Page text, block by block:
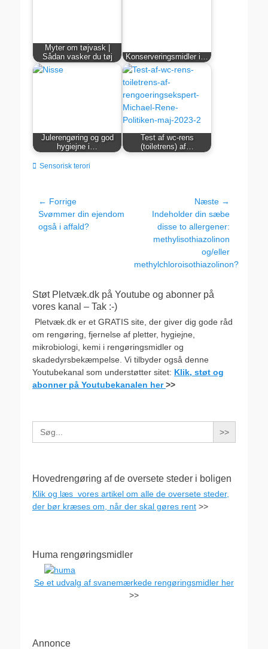
Myter om tøjvask |
Sådan vasker du tøj
Konserveringsmidler i…
Julerengøring og god
hygiejne i…
Test af wc-rens
(toiletrens) af…
kategorier
Sensorisk terori
Indlægsnavigation
← Forrige
Forrige
indlæg:
Svømmer din ejendom
også i affald?
Næste →
Næste
indlæg:
Indeholder din sæbe
disse to allergener:
methylisothiazolinon
og/eller
methylchloroisothiazolinon?
Støt Pletvæk.dk på Youtube og abonner på
vores kanal – Tak :-)
Pletvæk.dk er et GRATIS site, der giver dig gode råd
om rengøring, fjernelse af pletter, hygiejne,
mikrobiologi, kemi i rengøringsmidler og
skadedyrsbekæmpelse. Vi tilbyder også denne
Youtubekanal som understøtter sitet: Klik, støt og
abonner på Youtubekanalen her>>
Search
for:
Hovedrengøring af de oversete steder i boligen
Klik og læs vores artikel om alle de oversete steder,
der bør kræses om, når der skal gøres rent >>
Huma rengøringsmidler
Se et udvalg af svanemærkede rengøringsmidler her
>>
Annonce